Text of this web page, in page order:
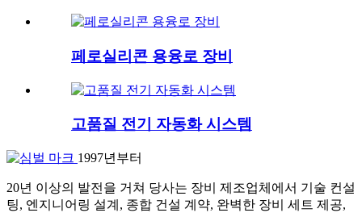
페로실리콘 용융로 장비
고품질 전기 자동화 시스템
1997년부터
20년 이상의 발전을 거쳐 당사는 장비 제조업체에서 기술 컨설
팅, 엔지니어링 설계, 종합 건설 계약, 완벽한 장비 세트 제공,